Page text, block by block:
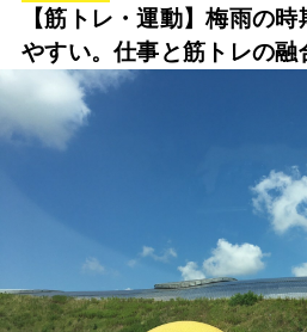
【筋トレ・運動】梅雨の
やすい。仕事と筋トレの融